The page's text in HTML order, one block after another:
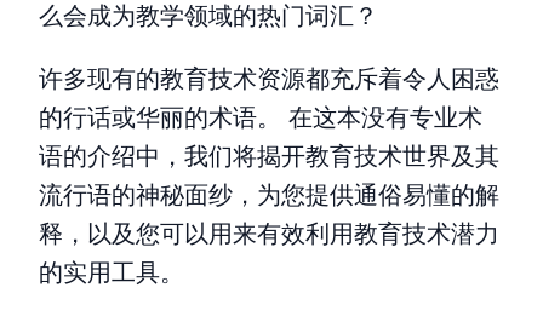
么会成为教学领域的热门词汇？
许多现有的教育技术资源都充斥着令人困惑
的行话或华丽的术语。 在这本没有专业术
语的介绍中，我们将揭开教育技术世界及其
流行语的神秘面纱，为您提供通俗易懂的解
释，以及您可以用来有效利用教育技术潜力
的实用工具。